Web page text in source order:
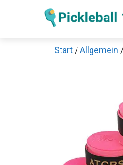
Start /Allgemein